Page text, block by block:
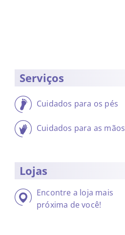
Serviços
Cuidados para os pés
Cuidados para as mãos
Lojas
Encontre a loja mais
próxima de você!